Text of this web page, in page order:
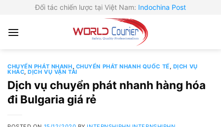
content
Đối tác chiến lược tại Việt Nam: Indochina Post
CHUYỂN PHÁT NHANH, CHUYỂN PHÁT NHANH QUỐC TẾ, DỊCH VỤ
KHÁC,DỊCH VỤ VẬN TẢI
Dịch vụ chuyển phát nhanh hàng hóa
đi Bulgaria giá rẻ